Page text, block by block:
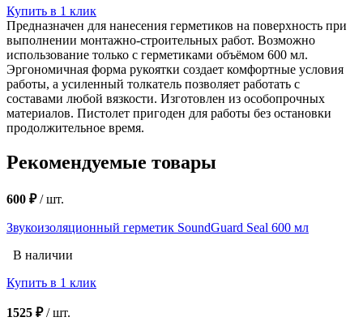
Купить в 1 клик
Предназначен для нанесения герметиков на поверхность при
выполнении монтажно-строительных работ. Возможно
использование только с герметиками объёмом 600 мл.
Эргономичная форма рукоятки создает комфортные условия
работы, а усиленный толкатель позволяет работать с
составами любой вязкости. Изготовлен из особопрочных
материалов. Пистолет пригоден для работы без остановки
продолжительное время.
Рекомендуемые товары
600 ₽/шт.
Звукоизоляционный герметик SoundGuard Seal 600 мл
В наличии
Купить в 1 клик
1525 ₽/шт.